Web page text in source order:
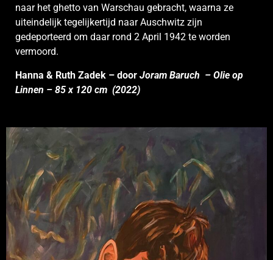
naar het ghetto van Warschau gebracht, waarna ze
uiteindelijk tegelijkertijd naar Auschwitz zijn
gedeporteerd om daar rond 2 April 1942 te worden
vermoord.
Hanna & Ruth Zadek – door Joram Baruch – Olie op
Linnen – 85 x 120 cm (2022)